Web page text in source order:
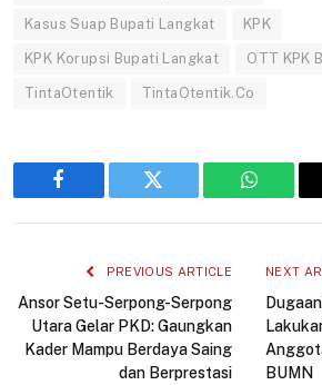
Kasus Suap Bupati Langkat KPK
KPK Korupsi Bupati Langkat OTT KPK
TintaOtentik TintaOtentik.Co
Facebook Twitter
PREVIOUS ARTICLE
Ansor Setu-Serpong-Serpong
Utara Gelar PKD: Gaungkan
Kader Mampu Berdaya Saing
dan Berprestasi
NEXT
BUMN